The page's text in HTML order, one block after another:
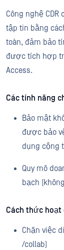
Công nghệ
tập tin bằng
toàn, đảm bảo
được tích hợp
Access.
Các tính năng
Bảo mật
được bảo
dụng cộng
Quy mô
bạch
Cách thức hoạt
Chặn việc
/collab)